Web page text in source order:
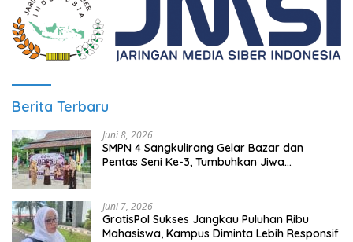
Berita Terbaru
Juni 8, 2026
SMPN 4 Sangkulirang Gelar Bazar dan
Pentas Seni Ke-3, Tumbuhkan Jiwa
Juni 7, 2026
GratisPol Sukses Jangkau Puluhan Ribu
Mahasiswa, Kampus Diminta Lebih Responsif